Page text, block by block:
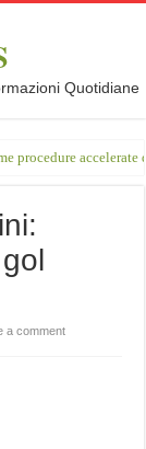
Quotidiane
procedure accelerate
a comment